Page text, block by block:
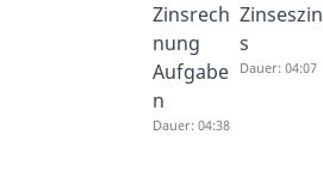
Zinsrech
nung
Aufgabe
n
Dauer: 04:38
Zinseszin
s
Dauer: 04:07